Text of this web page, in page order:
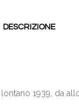
DESCRIZIONE
lontano 1939, da